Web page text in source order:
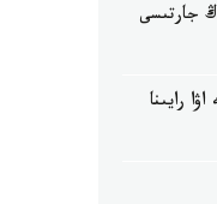
تەڭ جارتىسى
16 وڭىرگە اۋا رايىنا